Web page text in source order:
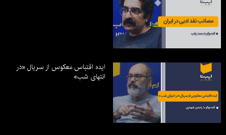
ایده اقتباس معکوس از سریال «در
انتهای شب»